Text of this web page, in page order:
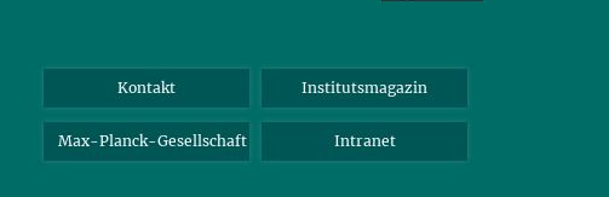
Kontakt Institutsmagazin
Max-Planck-Gesellschaft Intranet